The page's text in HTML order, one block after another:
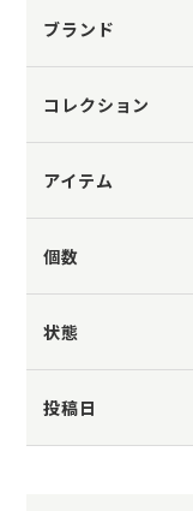
ブランド
コレクション
アイテム
個数
状態
投稿日